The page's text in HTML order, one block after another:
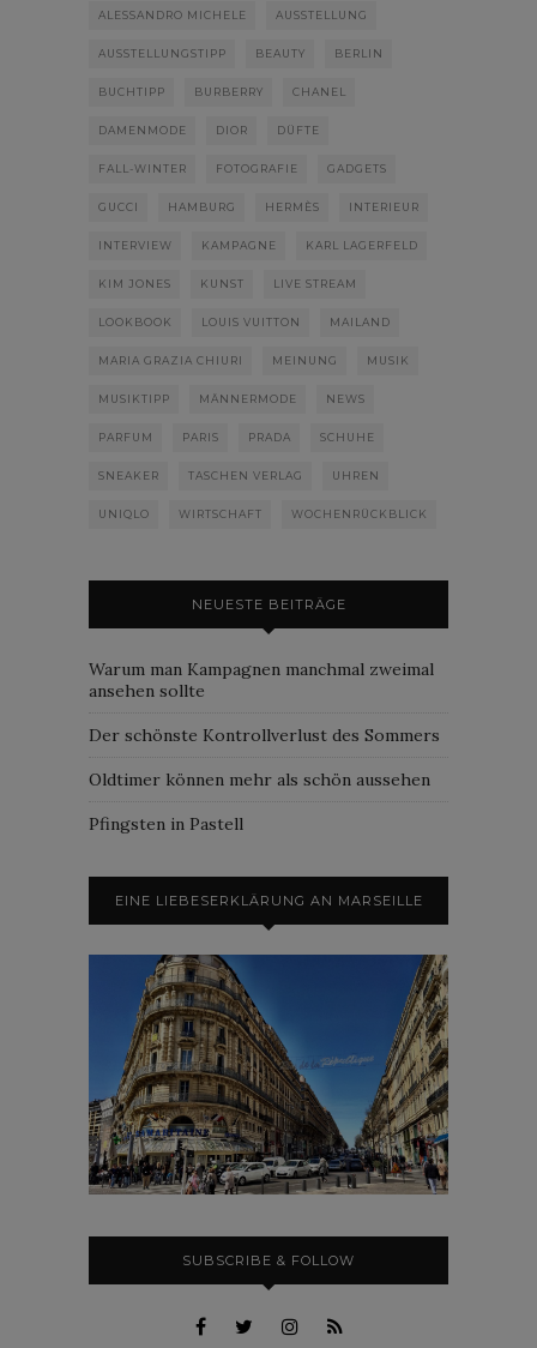
ALESSANDRO MICHELE AUSSTELLUNG
AUSSTELLUNGSTIPP BEAUTY BERLIN
BUCHTIPP BURBERRY CHANEL
DAMENMODE DIOR DÜFTE
FALL-WINTER FOTOGRAFIE GADGETS
GUCCI HAMBURG HERMÈS INTERIEUR
INTERVIEW KAMPAGNE KARL LAGERFELD
KIM JONES KUNST LIVE STREAM
LOOKBOOK LOUIS VUITTON MAILAND
MARIA GRAZIA CHIURI MEINUNG MUSIK
MUSIKTIPP MÄNNERMODE NEWS
PARFUM PARIS PRADA SCHUHE
SNEAKER TASCHEN VERLAG UHREN
UNIQLO WIRTSCHAFT WOCHENRÜCKBLICK
NEUESTE BEITRÄGE
Warum man Kampagnen manchmal zweimal
ansehen sollte
Der schönste Kontrollverlust des Sommers
Oldtimer können mehr als schön aussehen
Pfingsten in Pastell
EINE LIEBESERKLÄRUNG AN MARSEILLE
SUBSCRIBE & FOLLOW